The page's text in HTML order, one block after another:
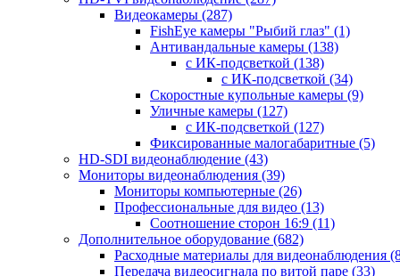
Видеокамеры (287)
FishEye камеры "Рыбий глаз" (1)
Антивандальные камеры (138)
с ИК-подсветкой (138)
с ИК-подсветкой (34)
Скоростные купольные камеры (9)
Уличные камеры (127)
с ИК-подсветкой (127)
Фиксированные малогабаритные (5)
HD-SDI видеонаблюдение (43)
Мониторы видеонаблюдения (39)
Мониторы компьютерные (26)
Профессиональные для видео (13)
Соотношение сторон 16:9 (11)
Дополнительное оборудование (682)
Расходные материалы для видеонаблюдения
Передача видеосигнала по витой паре (33)